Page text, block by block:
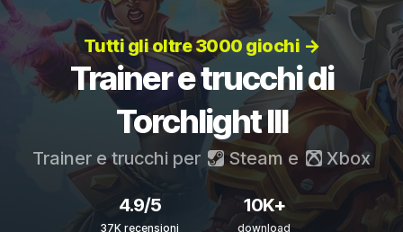
Tutti gli oltre 3000 giochi →
Trainer e trucchi di
Torchlight III
Trainer e trucchi per Steam e Xbox
4.9/5
37K recensioni
10K+
download